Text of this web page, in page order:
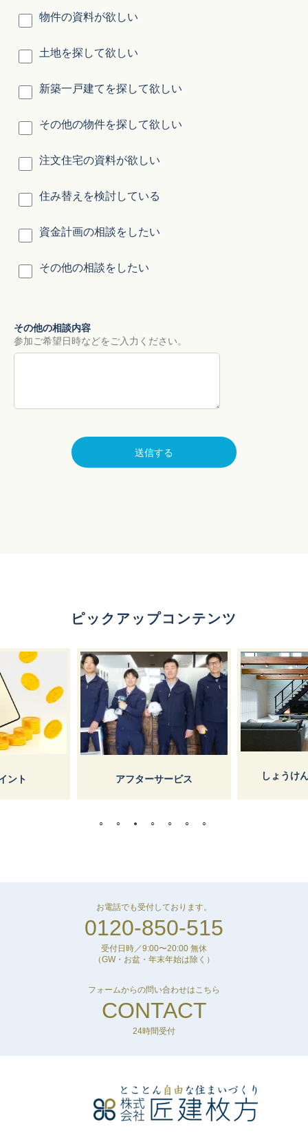
物件の資料が欲しい
土地を探して欲しい
新築一戸建てを探して欲しい
その他の物件を探して欲しい
注文住宅の資料が欲しい
住み替えを検討している
資金計画の相談をしたい
その他の相談をしたい
その他の相談内容
参加ご希望日時などをご入力ください。
送信する
ピックアップコンテンツ
ント アフターサービス しょうけ
お電話でも受付しております。
0120-850-515
受付日時／9:00〜20:00 無休
（GW・お盆・年末年始は除く）
フォームからの問い合わせはこちら
CONTACT
24時間受付